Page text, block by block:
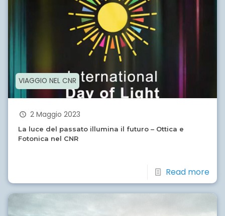
VIAGGIO NEL CNR
2 Maggio 2023
La luce del passato illumina il futuro – Ottica e
Fotonica nel CNR
Read more